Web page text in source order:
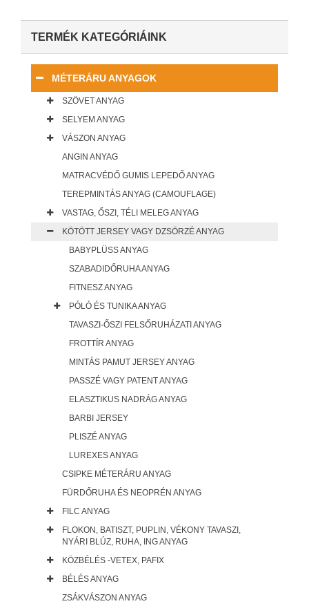
TERMÉK KATEGÓRIÁINK
MÉTERÁRU ANYAGOK
SZÖVET ANYAG
SELYEM ANYAG
VÁSZON ANYAG
ANGIN ANYAG
MATRACVÉDŐ GUMIS LEPEDŐ ANYAG
TEREPMINTÁS ANYAG (CAMOUFLAGE)
VASTAG, ŐSZI, TÉLI MELEG ANYAG
KÖTÖTT JERSEY VAGY DZSÖRZÉ ANYAG
BABYPLÜSS ANYAG
SZABADIDŐRUHA ANYAG
FITNESZ ANYAG
PÓLÓ ÉS TUNIKA ANYAG
TAVASZI-ŐSZI FELSŐRUHÁZATI ANYAG
FROTTÍR ANYAG
MINTÁS PAMUT JERSEY ANYAG
PASSZÉ VAGY PATENT ANYAG
ELASZTIKUS NADRÁG ANYAG
BARBI JERSEY
PLISZÉ ANYAG
LUREXES ANYAG
CSIPKE MÉTERÁRU ANYAG
FÜRDŐRUHA ÉS NEOPRÉN ANYAG
FILC ANYAG
FLOKON, BATISZT, PUPLIN, VÉKONY TAVASZI,
NYÁRI BLÚZ, RUHA, ING ANYAG
KÖZBÉLÉS -VETEX, PAFIX
BÉLÉS ANYAG
ZSÁKVÁSZON ANYAG